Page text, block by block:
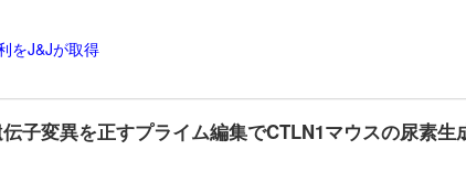
をJ&Jが取得
子変異を正すプライム編集でCTLN1マウスの尿素生